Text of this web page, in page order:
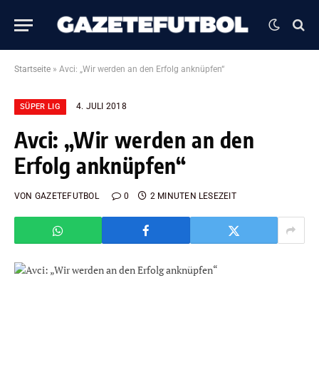
Startseite » Avci: „Wir werden an den Erfolg anknüpfen“
SÜPER LIG 4. JULI 2018
Avci: „Wir werden an den
Erfolg anknüpfen“
VON GAZETEFUTBOL 0 2 MINUTEN LESEZEIT